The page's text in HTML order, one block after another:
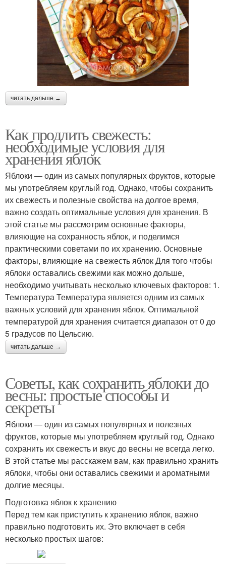
читать дальше →
Как продлить свежесть:
необходимые условия для
хранения яблок
Яблоки — один из самых популярных фруктов, которые
мы употребляем круглый год. Однако, чтобы сохранить
их свежесть и полезные свойства на долгое время,
важно создать оптимальные условия для хранения. В
этой статье мы рассмотрим основные факторы,
влияющие на сохранность яблок, и поделимся
практическими советами по их хранению. Основные
факторы, влияющие на свежесть яблок Для того чтобы
яблоки оставались свежими как можно дольше,
необходимо учитывать несколько ключевых факторов: 1.
Температура Температура является одним из самых
важных условий для хранения яблок. Оптимальной
температурой для хранения считается диапазон от 0 до
5 градусов по Цельсию.
читать дальше →
Советы, как сохранить яблоки до
весны: простые способы и
секреты
Яблоки — один из самых популярных и полезных
фруктов, которые мы употребляем круглый год. Однако
сохранить их свежесть и вкус до весны не всегда легко.
В этой статье мы расскажем вам, как правильно хранить
яблоки, чтобы они оставались свежими и ароматными
долгие месяцы.
Подготовка яблок к хранению
Перед тем как приступить к хранению яблок, важно
правильно подготовить их. Это включает в себя
несколько простых шагов: